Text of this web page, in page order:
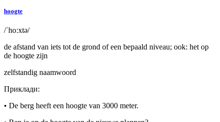
hoogte
/ˈhoːxtə/
de afstand van iets tot de grond of een bepaald niveau; ook: het op
de hoogte zijn
zelfstandig naamwoord
Приклади:
• De berg heeft een hoogte van 3000 meter.